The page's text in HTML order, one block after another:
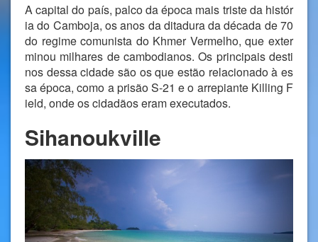
A capital do país, palco da época mais triste da histór
ia do Camboja, os anos da ditadura da década de 70
do regime comunista do Khmer Vermelho, que exter
minou milhares de cambodianos. Os principais desti
nos dessa cidade são os que estão relacionado à es
sa época, como a prisão S-21 e o arrepiante Killing F
ield, onde os cidadãos eram executados.
Sihanoukville